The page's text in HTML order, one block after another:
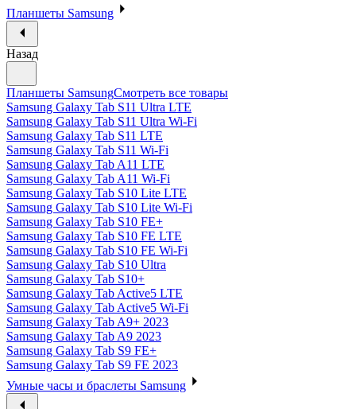
Планшеты Samsung
Назад
Планшеты SamsungСмотреть все товары
Samsung Galaxy Tab S11 Ultra LTE
Samsung Galaxy Tab S11 Ultra Wi-Fi
Samsung Galaxy Tab S11 LTE
Samsung Galaxy Tab S11 Wi-Fi
Samsung Galaxy Tab A11 LTE
Samsung Galaxy Tab A11 Wi-Fi
Samsung Galaxy Tab S10 Lite LTE
Samsung Galaxy Tab S10 Lite Wi-Fi
Samsung Galaxy Tab S10 FE+
Samsung Galaxy Tab S10 FE LTE
Samsung Galaxy Tab S10 FE Wi-Fi
Samsung Galaxy Tab S10 Ultra
Samsung Galaxy Tab S10+
Samsung Galaxy Tab Active5 LTE
Samsung Galaxy Tab Active5 Wi-Fi
Samsung Galaxy Tab A9+ 2023
Samsung Galaxy Tab A9 2023
Samsung Galaxy Tab S9 FE+
Samsung Galaxy Tab S9 FE 2023
Умные часы и браслеты Samsung